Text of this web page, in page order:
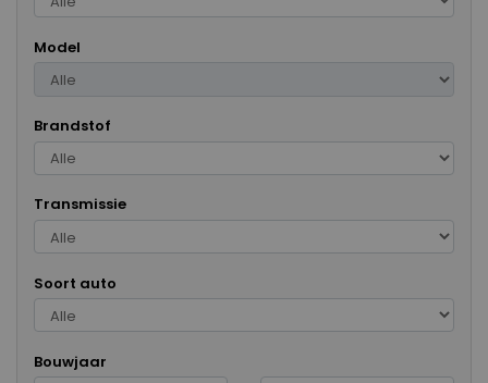
Model
Brandstof
Transmissie
Soort auto
Bouwjaar